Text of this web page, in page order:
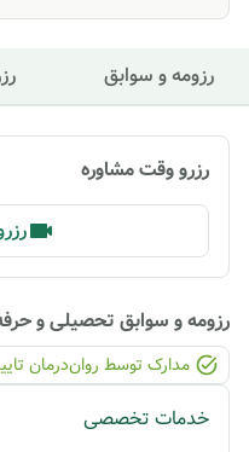
رزومه و سوابق
رزرو وقت مشاوره
رزومه و سوابق تحصیلی و
مدارک توسط روان‌درمان
خدمات تخصصی